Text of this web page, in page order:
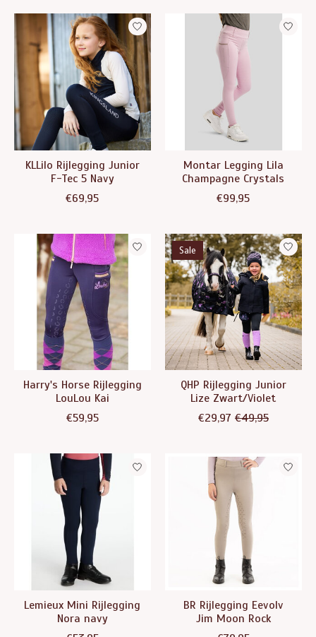
KLLilo Rijlegging Junior
F-Tec 5 Navy
€69,95
Montar Legging Lila
Champagne Crystals
€99,95
Harry's Horse Rijlegging
LouLou Kai
€59,95
Sale
QHP Rijlegging Junior
Lize Zwart/Violet
€29,97 €49,95
Lemieux Mini Rijlegging
Nora navy
BR Rijlegging Eevolv
Jim Moon Rock